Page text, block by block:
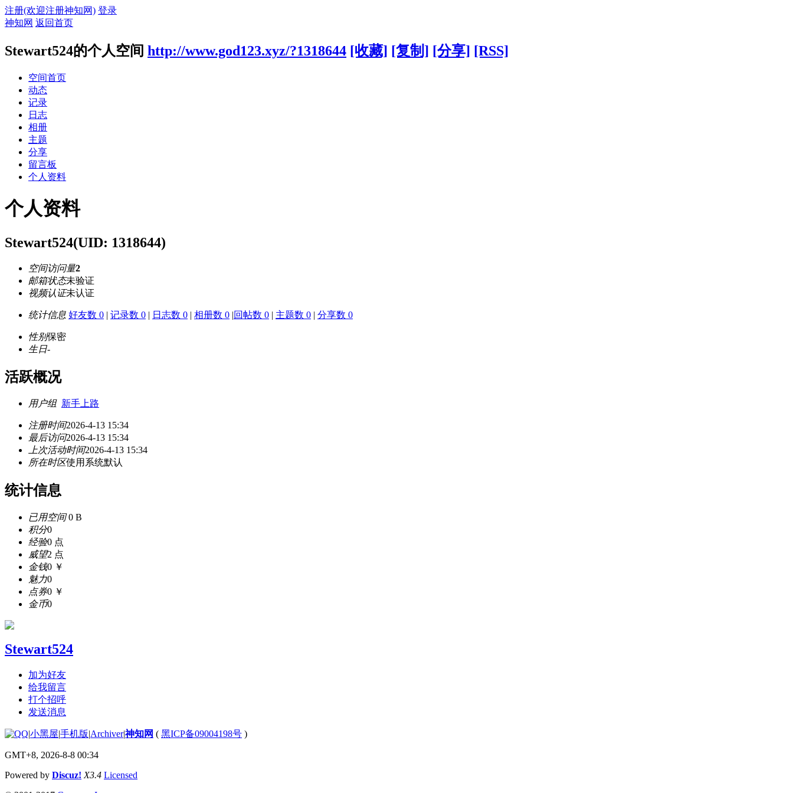
注册(欢迎注册神知网) 登录
神知网 返回首页
Stewart524的个人空间 http://www.god123.xyz/?1318644 [收藏] [复制] [分享] [RSS]
空间首页
动态
记录
日志
相册
主题
分享
留言板
个人资料
个人资料
Stewart524(UID: 1318644)
空间访问量2
邮箱状态未验证
视频认证未认证
统计信息 好友数 0 | 记录数 0 | 日志数 0 | 相册数 0 |回帖数 0 | 主题数 0 | 分享数 0
性别保密
生日-
活跃概况
用户组 新手上路
注册时间2026-4-13 15:34
最后访问2026-4-13 15:34
上次活动时间2026-4-13 15:34
所在时区使用系统默认
统计信息
已用空间0 B
积分0
经验0 点
威望2 点
金钱0 ￥
魅力0
点券0 ￥
金币0
Stewart524
加为好友
给我留言
打个招呼
发送消息
|小黑屋|手机版|Archiver|神知网 ( 黑ICP备09004198号 )
GMT+8, 2026-8-8 00:34
Powered by Discuz! X3.4 Licensed